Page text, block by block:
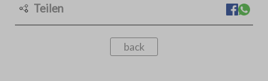
Teilen
back